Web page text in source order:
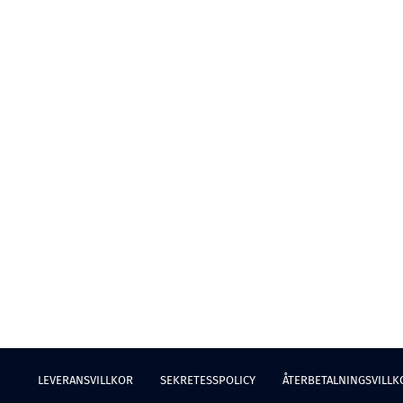
LEVERANSVILLKOR SEKRETESSPOLICY